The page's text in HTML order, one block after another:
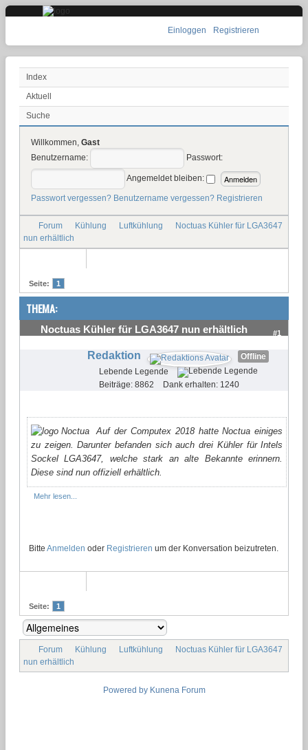
Einloggen Registrieren
Index
Aktuell
Suche
Willkommen, Gast
Benutzername:
Passwort:
Angemeldet bleiben:
Passwort vergessen? Benutzername vergessen? Registrieren
Forum Kühlung Luftkühlung
Noctuas Kühler für LGA3647
nun erhältlich
Seite: 1
THEMA:
Noctuas Kühler für LGA3647 nun erhältlich #1
Redaktion
Offline
Lebende Legende
Beiträge: 8862
Dank erhalten: 1240
Auf der Computex 2018 hatte Noctua einiges
zu zeigen. Darunter befanden sich auch drei Kühler für Intels
Sockel LGA3647, welche stark an alte Bekannte erinnern.
Diese sind nun offiziell erhältlich.
Mehr lesen...
Bitte Anmelden oder Registrieren um der Konversation beizutreten.
Seite: 1
Forum Kühlung Luftkühlung
Noctuas Kühler für LGA3647
nun erhältlich
Powered by Kunena Forum